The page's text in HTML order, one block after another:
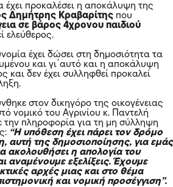
έχει προκαλέσει η αποκάλυψη της
Δημήτρης Κραβαρίτης που
σε βάρος 4χρονου παιδιού
ελεύθερος.
έχει δώσει στη δημοσιότητα τα
και γι΄αυτό και η αποκάλυψη
και δεν έχει συλληφθεί προκαλεί
στον δικηγόρο της οικογένειας
νομικό του Αγρινίου κ. Παντελή
την πληροφορία για τη μη σύλληψη
“Η υπόθεση έχει πάρει τον δρόμο
αυτή της δημοσιοποίησης, για εμάς
ακολουθήσει η απολογία του
αναμένουμε εξελίξεις. Έχουμε
αρχές μιας και στο θέμα
και νομική προσέγγιση”.